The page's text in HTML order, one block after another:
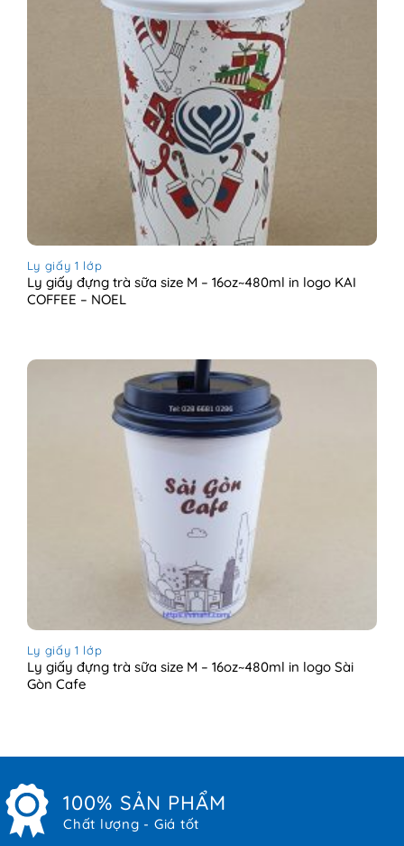
Ly giấy 1 lớp
Ly giấy đựng trà sữa size M – 16oz~480ml in logo KAI
COFFEE – NOEL
Ly giấy 1 lớp
Ly giấy đựng trà sữa size M – 16oz~480ml in logo Sài
Gòn Cafe
100% SẢN PHẨM
Chất lượng - Giá tốt